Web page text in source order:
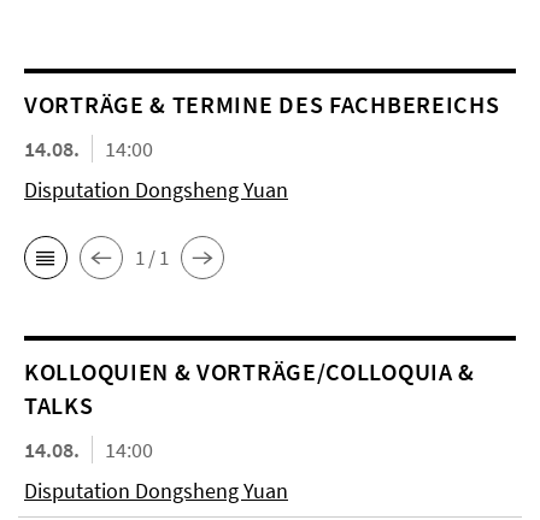
VORTRÄGE & TERMINE DES FACHBEREICHS
14.08.
14:00
Disputation Dongsheng Yuan
1 / 1
KOL­LO­QUIEN & VORTRÄGE/COLLOQUIA &
TALKS
14.08.
14:00
Disputation Dongsheng Yuan